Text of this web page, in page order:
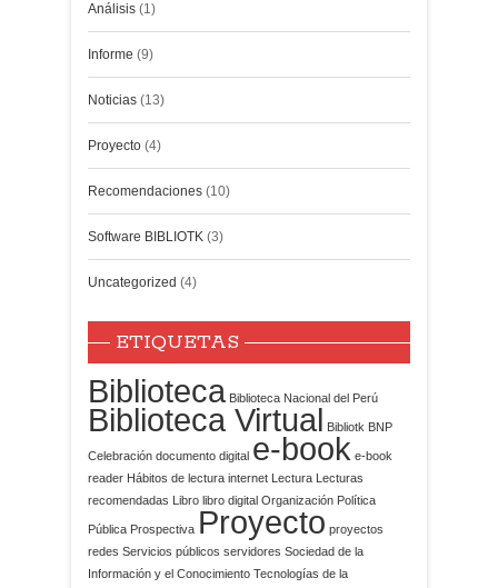
Análisis (1)
Informe (9)
Noticias (13)
Proyecto (4)
Recomendaciones (10)
Software BIBLIOTK (3)
Uncategorized (4)
ETIQUETAS
Biblioteca Biblioteca Nacional del Perú
Biblioteca Virtual Bibliotk BNP
Celebración documento digital e-book e-book
reader Hábitos de lectura internet Lectura Lecturas
recomendadas Libro libro digital Organización Política
Pública Prospectiva Proyecto proyectos
redes Servicios públicos servidores Sociedad de la
Información y el Conocimiento Tecnologías de la